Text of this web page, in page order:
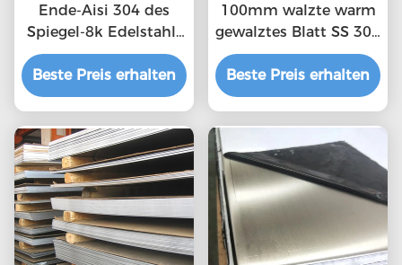
Ende-Aisi 304 des
Spiegel-8k Edelstahl-
Platte Edelstahlblech-
316L
Beste Preis erhalten
100mm walzte warm
gewalztes Blatt SS 304
kalt
Beste Preis erhalten